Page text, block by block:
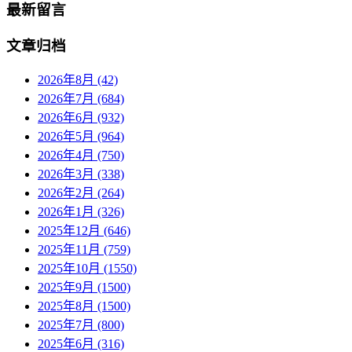
最新留言
文章归档
2026年8月 (42)
2026年7月 (684)
2026年6月 (932)
2026年5月 (964)
2026年4月 (750)
2026年3月 (338)
2026年2月 (264)
2026年1月 (326)
2025年12月 (646)
2025年11月 (759)
2025年10月 (1550)
2025年9月 (1500)
2025年8月 (1500)
2025年7月 (800)
2025年6月 (316)